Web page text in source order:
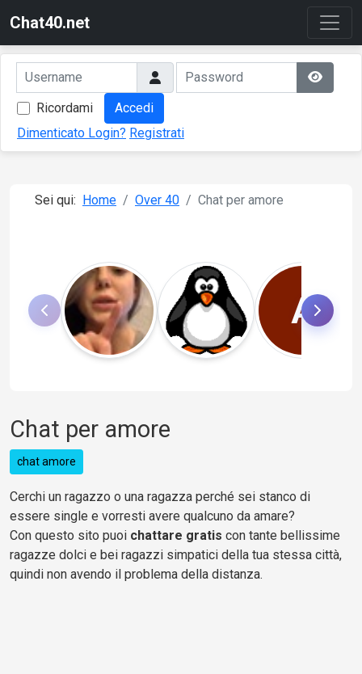
Chat40.net
Ricordami
Accedi
Dimenticato Login? Registrati
Sei qui: Home Over 40 Chat per amore
A
Chat per amore
chat amore
Cerchi un ragazzo o una ragazza perché sei stanco di
essere single e vorresti avere qualcuno da amare?
Con questo sito puoi chattare gratis con tante bellissime
ragazze dolci e bei ragazzi simpatici della tua stessa città,
quindi non avendo il problema della distanza.